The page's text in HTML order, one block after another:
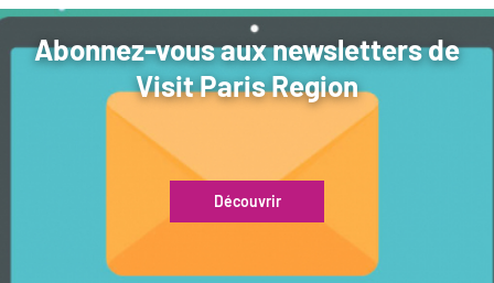
Abonnez-vous aux newsletters de
Visit Paris Region
Découvrir